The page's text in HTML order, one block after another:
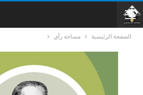
الصفحة الرئيسية مساحة رأي